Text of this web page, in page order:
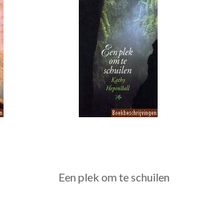
Een plek om te schuilen